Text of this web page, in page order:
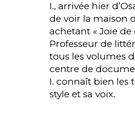
I., arrivée hier
de voir la maison
achetant « Joie
Professeur de
tous les volumes
centre de
I. connaît bien les
style et sa voix.